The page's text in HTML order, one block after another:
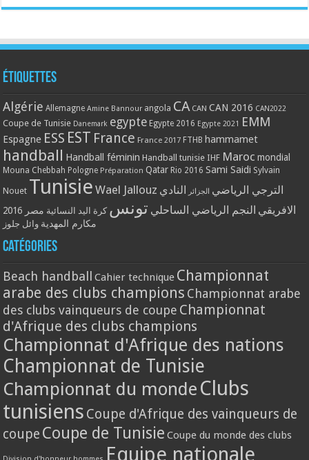
Étiquettes
Algérie Allemagne Amine Bannour angola CA CAN CAN 2016 CAN2022
Coupe de Tunisie Danemark egypte Egypte 2016 Egypte 2021 EMM
Espagne ESS EST France France 2017 FTHB hammamet
handball Handball féminin Handball tunisie IHF Maroc mondial
Mouna Chebbah Pologne Préparation Qatar Rio 2016 Sami Saidi Sylvain
Nouet Tunisie Wael Jallouz الترجي الرياضي الجزائر النادي
الافريقي النجم الرياضي الساحلي تونس كرة اليد النسائية مصر 2016
مكارم المهدية وائل جلوز
Catégories
Beach handball Cahier technique Championnat
arabe des clubs champions Championnat arabe
des clubs vainqueurs de coupe Championnat
d'Afrique des clubs champions
Championnat d'Afrique des nations
Championnat de Tunisie
Championnat du monde Clubs
tunisiens Coupe d'Afrique des vainqueurs de
coupe Coupe de Tunisie Coupe du monde des clubs
Equipe nationale